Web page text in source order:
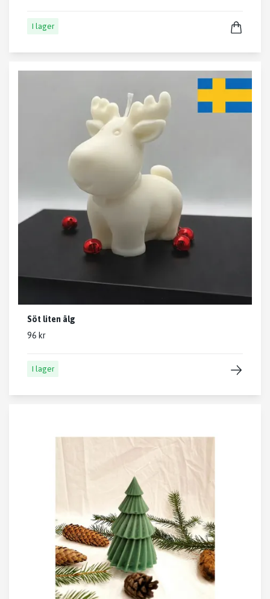
I lager
Söt liten älg
96 kr
I lager